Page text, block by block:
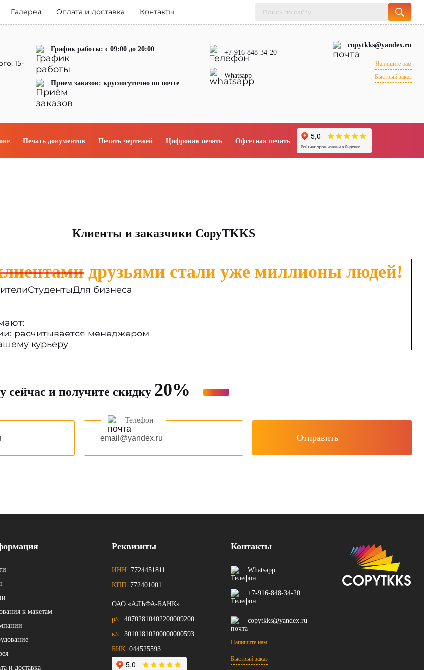
Галерея Оплата и доставка Контакты
15-
График работы: с 09:00 до 20:00
Прием заказов: круглосуточно по почте
+7-916-848-34-20
Whatsapp
copytkks@yandex.ru
Напишите нам
Быстрый заказ
Печать документов Печать чертежей Цифровая печать Офсетная печать
Клиенты и заказчики CopyTKKS
друзьями стали уже миллионы людей!
СтудентыДля бизнеса
расчитывается менеджером
курьеру
сейчас и получите скидку 20%
Телефон
Отправить
к макетам
и доставка
Реквизиты
ИНН: 7724451811
КПП: 772401001
ОАО «АЛЬФА-БАНК»
р/с: 40702810402200009200
к/с: 30101810200000000593
БИК: 044525593
Контакты
Whatsapp
+7-916-848-34-20
copytkks@yandex.ru
Напишите нам
Быстрый заказ